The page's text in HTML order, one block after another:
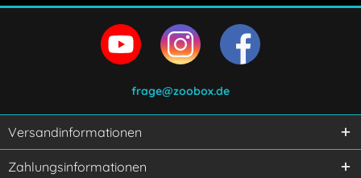
frage@zoobox.de
Versandinformationen
Zahlungsinformationen